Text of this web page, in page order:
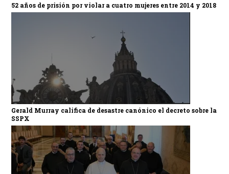
52 años de prisión por violar a cuatro mujeres entre 2014 y 2018
Gerald Murray califica de desastre canónico el decreto sobre la
SSPX